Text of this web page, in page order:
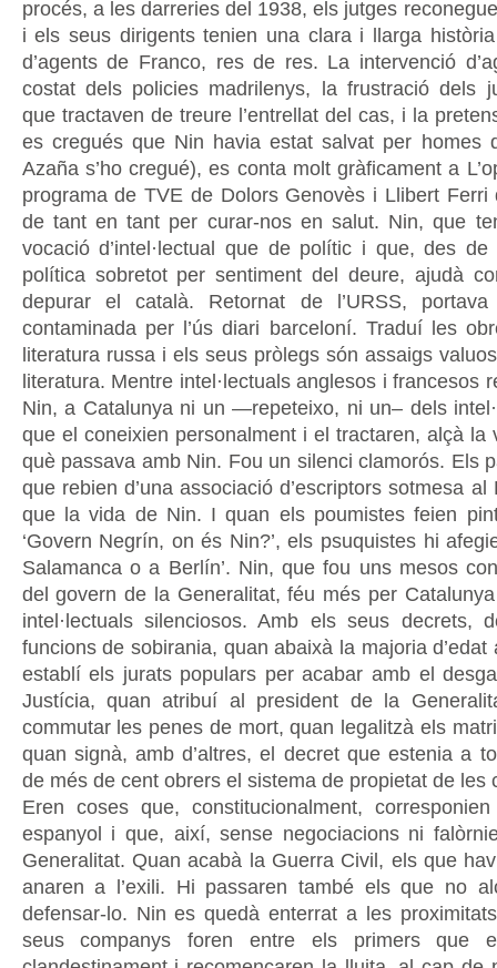
procés, a les darreries del 1938, els jutges
i els seus dirigents tenien una clara i llarga
d’agents de Franco, res de res. La intervenció
costat dels policies madrilenys, la frustració dels
que tractaven de treure l’entrellat del cas, i la
es cregués que Nin havia estat salvat per homes
Azaña s’ho cregué), es conta molt gràficament a
programa de TVE de Dolors Genovès i Llibert Ferri
de tant en tant per curar-nos en salut. Nin, que
vocació d’intel·lectual que de polític i que, des
política sobretot per sentiment del deure, ajudà
depurar el català. Retornat de l’URSS,
contaminada per l’ús diari barceloní. Traduí les
literatura russa i els seus pròlegs són assaigs
literatura. Mentre intel·lectuals anglesos i francesos
Nin, a Catalunya ni un —repeteixo, ni un– dels
que el coneixien personalment i el tractaren, alçà la
què passava amb Nin. Fou un silenci clamorós. Els
que rebien d’una associació d’escriptors sotmesa
que la vida de Nin. I quan els poumistes feien
‘Govern Negrín, on és Nin?’, els psuquistes hi
Salamanca o a Berlín’. Nin, que fou uns mesos
del govern de la Generalitat, féu més per
intel·lectuals silenciosos. Amb els seus decrets,
funcions de sobirania, quan abaixà la majoria
establí els jurats populars per acabar amb el
Justícia, quan atribuí al president de la
commutar les penes de mort, quan legalitzà els
quan signà, amb d’altres, el decret que estenia a
de més de cent obrers el sistema de propietat de les
Eren coses que, constitucionalment,
espanyol i que, així, sense negociacions ni
Generalitat. Quan acabà la Guerra Civil, els que
anaren a l’exili. Hi passaren també els que no
defensar-lo. Nin es quedà enterrat a les
seus companys foren entre els primers que